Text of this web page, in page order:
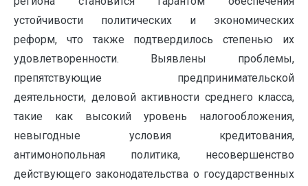
устойчивости политических и экономических
реформ, что также подтвердилось степенью их
удовлетворенности. Выявлены проблемы,
препятствующие предпринимательской
деятельности, деловой активности среднего класса,
такие как высокий уровень налогообложения,
невыгодные условия кредитования,
антимонопольная политика, несовершенство
действующего законодательства о государственных